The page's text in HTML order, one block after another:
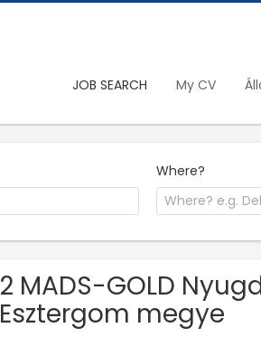
JOB SEARCH My CV
Where?
2 MADS-GOLD
Esztergom megye